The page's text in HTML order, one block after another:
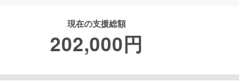
現在の支援総額
202,000円